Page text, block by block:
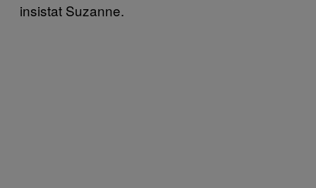
insistat Suzanne.